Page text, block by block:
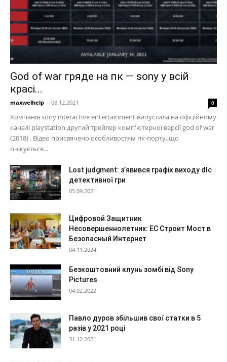
God of war гряде на пк — sony у всій
красі...
maxwelhelp - 08.12.2021 0
Компанія sony interactive entertainment випустила на офіційному
каналі playstation другий трейлер комп'ютерної версії god of war
(2018) . Відео присвячено особливостям пк-порту, що
очікується...
Lost judgment: з’явився графік виходу dlc
детективної гри
05.09.2021
Цифровой Защитник
Несовершеннолетних: ЕС Строит Мост в
Безопасный Интернет
04.11.2024
Безкоштовний клунь зомбі від Sony
Pictures
04.02.2022
Павло дуров збільшив свої статки в 5
разів у 2021 році
31.12.2021